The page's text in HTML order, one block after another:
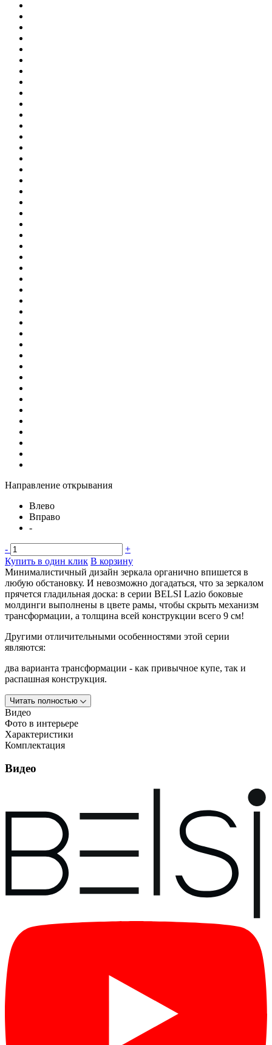
Направление открывания
Влево
Вправо
-
-
+
Купить в один клик В корзину
Минималистичный дизайн зеркала органично впишется в
любую обстановку. И невозможно догадаться, что за зеркалом
прячется гладильная доска: в серии BELSI Lazio боковые
молдинги выполнены в цвете рамы, чтобы скрыть механизм
трансформации, а толщина всей конструкции всего 9 см!
Другими отличительными особенностями этой серии
являются:
два варианта трансформации - как привычное купе, так и
распашная конструкция.
Читать полностью
Видео
Фото в интерьере
Характеристики
Комплектация
Видео